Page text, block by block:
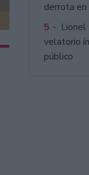
derrota
5 -
velatorio
público